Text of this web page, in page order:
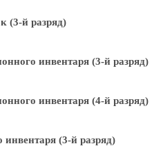
(3-й разряд)
инвентаря (3-й разряд)
инвентаря (4-й разряд)
(3-й разряд)